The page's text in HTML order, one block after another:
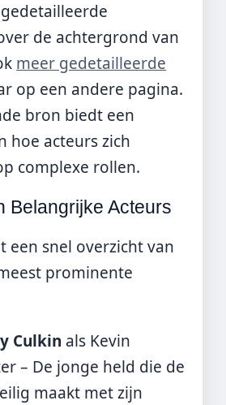
de achtergrond van
meer gedetailleerde
op een andere pagina.
bron biedt een
hoe acteurs zich
complexe rollen.
Belangrijke Acteurs
een snel overzicht van
prominente
Culkin als Kevin
– De jonge held die de
maakt met zijn